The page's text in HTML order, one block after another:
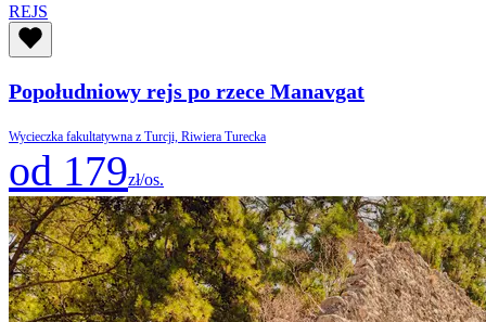
REJS
Popołudniowy rejs po rzece Manavgat
Wycieczka fakultatywna z Turcji, Riwiera Turecka
od 179zł/os.